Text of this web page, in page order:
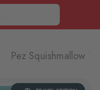
Pez Squishmallow